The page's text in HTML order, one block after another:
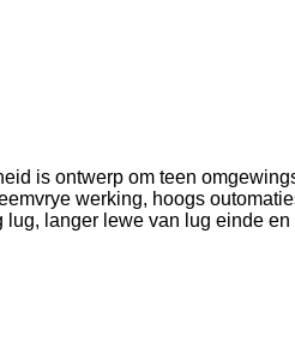
is ontwerp om teen
werking, hoogs
langer lewe van lug einde en